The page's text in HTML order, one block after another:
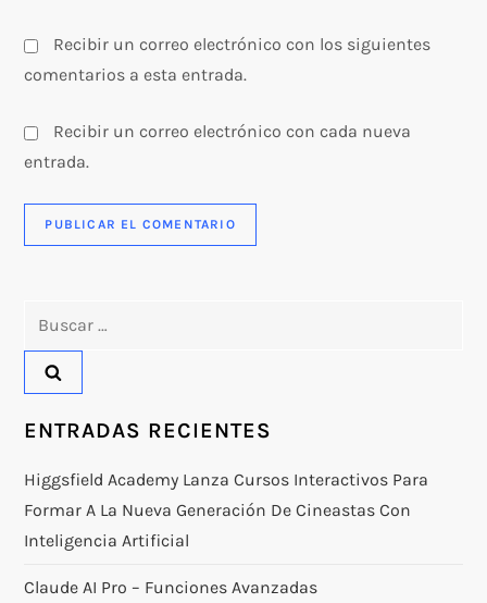
Recibir un correo electrónico con los siguientes
comentarios a esta entrada.
Recibir un correo electrónico con cada nueva
entrada.
ENTRADAS RECIENTES
Higgsfield Academy Lanza Cursos Interactivos Para
Formar A La Nueva Generación De Cineastas Con
Inteligencia Artificial
Claude AI Pro – Funciones Avanzadas